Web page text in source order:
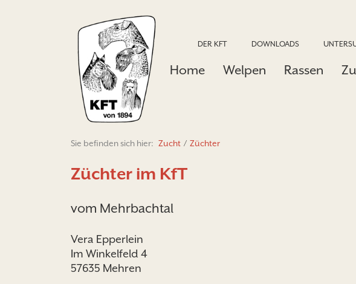
DER KFT DOWNLOADS
Home Welpen Rassen
Sie befinden sich hier: Zucht / Züchter
Züchter im KfT
vom Mehrbachtal
Vera Epperlein
Im Winkelfeld 4
57635 Mehren